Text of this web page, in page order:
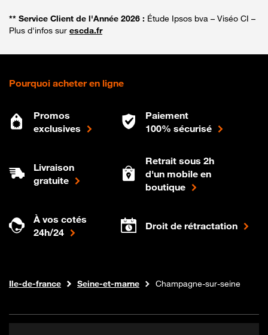
** Service Client de l'Année 2026 : Étude Ipsos bva – Viséo CI –
Plus d'infos sur escda.fr
Pourquoi acheter en ligne
Promos
exclusives
Paiement
100% sécurisé
Livraison
gratuite
Retrait sous 2h
d'un mobile en
boutique
À vos cotés
24h/24
Droit de rétractation
Boutique Orange
Internet fibre
Ile-de-france Seine-et-marne Champagne-sur-seine